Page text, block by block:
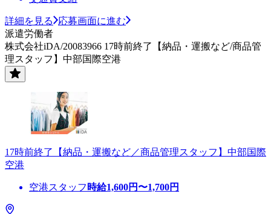
詳細を見る
応募画面に進む
派遣労働者
株式会社iDA/20083966 17時前終了【納品・運搬など/商品管
理スタッフ】中部国際空港
17時前終了【納品・運搬など／商品管理スタッフ】中部国際
空港
空港スタッフ 時給1,600円〜1,700円